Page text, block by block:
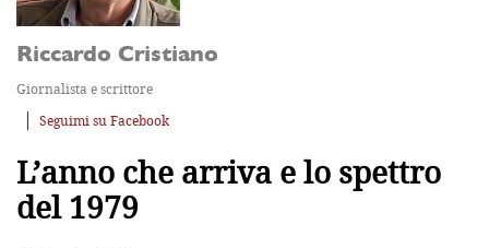
Riccardo Cristiano
Giornalista e scrittore
Seguimi su Facebook
L’anno che arriva e lo spettro
del 1979